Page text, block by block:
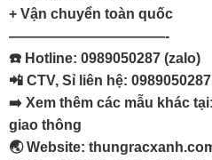
+ Vận chuyển toàn quốc
———————————-
☎️ Hotline: 0989050287 (zalo)
📲 CTV, Sỉ liên hệ:
➡️ Xem thêm các mẫu khác tại:
giao thông
🌏 Website: